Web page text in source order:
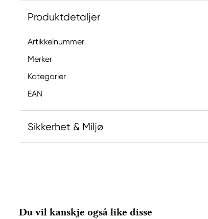
Produktdetaljer
Artikkelnummer
Merker
Kategorier
EAN
Sikkerhet & Miljø
2880 Bagsværd, Danmark
Du vil kanskje også like disse